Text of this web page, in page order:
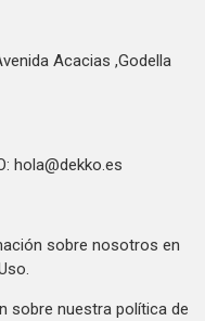
Acacias ,Godella
hola@dekko.es
sobre nosotros en
sobre nuestra política de